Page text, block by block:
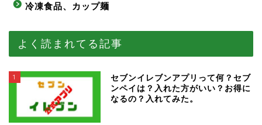
冷凍食品、カップ麺
よく読まれてる記事
1
セブンイレブンアプリって何？セブ
ンペイは？入れた方がいい？お得に
なるの？入れてみた。